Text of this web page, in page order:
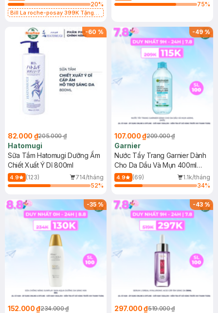
20%
Bill La roche-posay 399K Tặng
(SL có hạn)
75%
-60 %
82.000 ₫205.000 ₫
Hatomugi
Sữa Tắm Hatomugi Dưỡng Ẩm
Chiết Xuất Ý Dĩ 800ml
4.9 (123)
714/tháng
52%
-49%
107.000 ₫209.000 ₫
Garnier
Nước Tẩy Trang Garnier Dành
Cho Da Dầu Và Mụn 400ml
(Mới)
4.9 (69)
1.1k/tháng
34%
-35%
152.000 ₫234.000 ₫
-43%
297.000 ₫519.000 ₫